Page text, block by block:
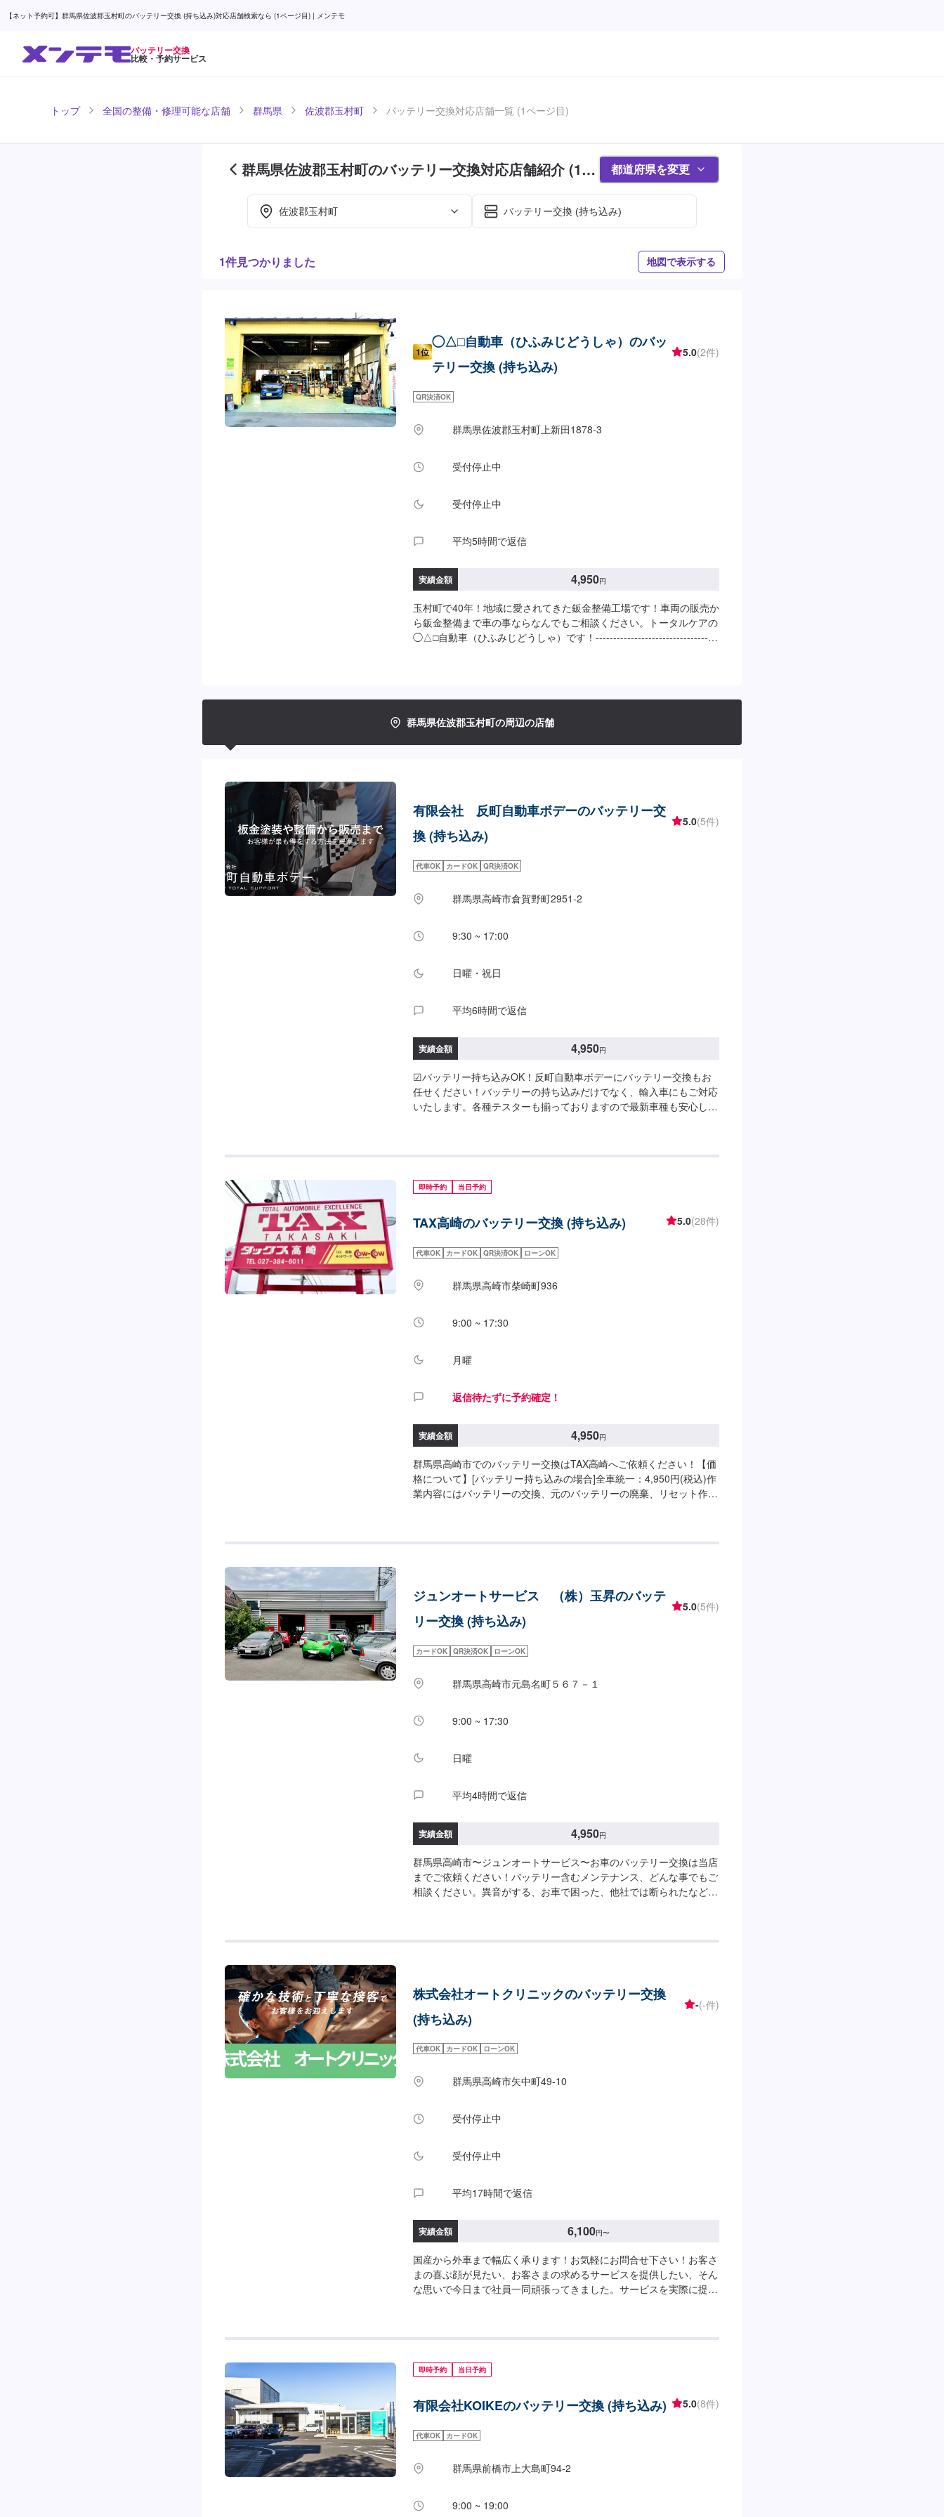
【ネット予約可】群馬県佐波郡玉村町のバッテリー交換 (持ち込み)対応店舗検索なら (1ページ目) | メンテモ
バッテリー交換
比較・予約サービス
トップ 全国の整備・修理可能な店舗 群馬県 佐波郡玉村町 バッテリー交換対応店舗一覧 (1ページ目)
群馬県佐波郡玉村町のバッテリー交換対応店舗紹介 (1ペ
ージ目)
都道府県を変更
佐波郡玉村町 バッテリー交換 (持ち込み)
1件見つかりました 地図で表示する
1位
◯△□自動車（ひふみじどうしゃ）のバッ
テリー交換 (持ち込み)
5.0(2件)
QR決済OK
群馬県佐波郡玉村町上新田1878-3
受付停止中
受付停止中
平均5時間で返信
実績金額 4,950円
玉村町で40年！地域に愛されてきた鈑金整備工場です！車両の販売か
ら鈑金整備まで車の事ならなんでもご相談ください。トータルケアの
◯△□自動車（ひふみじどうしゃ）です！-----------------------------------
群馬県佐波郡玉村町の周辺の店舗
有限会社 反町自動車ボデーのバッテリー交
換 (持ち込み)
5.0(5件)
代車OK カードOK QR決済OK
群馬県高崎市倉賀野町2951‐2
9:30 ~ 17:00
日曜・祝日
平均6時間で返信
実績金額 4,950円
☑︎バッテリー持ち込みOK！反町自動車ボデーにバッテリー交換もお
任せください！バッテリーの持ち込みだけでなく、輸入車にもご対応
いたします。各種テスターも揃っておりますので最新車種も安心して
即時予約 当日予約
TAX高崎のバッテリー交換 (持ち込み) 5.0(28件)
代車OK カードOK QR決済OK ローンOK
群馬県高崎市柴崎町936
9:00 ~ 17:30
月曜
返信待たずに予約確定！
実績金額 4,950円
群馬県高崎市でのバッテリー交換はTAX高崎へご依頼ください！【価
格について】[バッテリー持ち込みの場合]全車統一：4,950円(税込)作
業内容にはバッテリーの交換、元のバッテリーの廃棄、リセット作業
納車となります。(要相談)納期は前後する場合がございます。予めご
了承ください。-----代車について-----無料の代車をご用意していま
す。お車の作業中は代車をご利用ください。※代車の燃料代はお客様
庫の際はお気をつけてお越しください。駐車スペースは事務所前の空
で予約しました」とお伝えください。ご案内いたします。
ジュンオートサービス （株）玉昇のバッテ
リー交換 (持ち込み)
5.0(5件)
カードOK QR決済OK ローンOK
群馬県高崎市元島名町５６７－１
9:00 ~ 17:30
日曜
平均4時間で返信
実績金額 4,950円
群馬県高崎市〜ジュンオートサービス〜お車のバッテリー交換は当店
までご依頼ください！バッテリー含むメンテナンス、どんな事でもご
相談ください。異音がする、お車で困った、他社では断られたなどで
際はお気をつけてお越しください。駐車スペースは事務所前の空いて
いるスペースに駐車してください。受付はスタッフへ「メンテモで予
約しました」とお伝えください。ご案内いたします。
株式会社オートクリニックのバッテリー交換
(持ち込み)
-(-件)
代車OK カードOK ローンOK
群馬県高崎市矢中町49-10
受付停止中
受付停止中
平均17時間で返信
実績金額 6,100円〜
国産から外車まで幅広く承ります！お気軽にお問合せ下さい！お客さ
まの喜ぶ顔が見たい、お客さまの求めるサービスを提供したい、そん
な思いで今日まで社員一同頑張ってきました。サービスを実際に提供
長を続ける会社でありたいと願っております。おクルマの事ならどん
な事でもお任せ下さい！--------------------------------------------------
得いただければ作業開始【4】仕上がり次第納車-----納期について-----
ざいます。予め、ご了承ください。-----代車について-----無料の代車
の燃料代はお客様にご負担いただいております。-----ご来店時の注
差点角に当店があります。入庫の際はお気をつけてお越しください。
即時予約 当日予約
有限会社KOIKEのバッテリー交換 (持ち込み) 5.0(8件)
代車OK カードOK
群馬県前橋市上大島町94-2
9:00 ~ 19:00